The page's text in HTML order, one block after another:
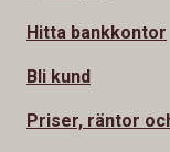
Hitta bankkontor
Bli kund
Priser, räntor